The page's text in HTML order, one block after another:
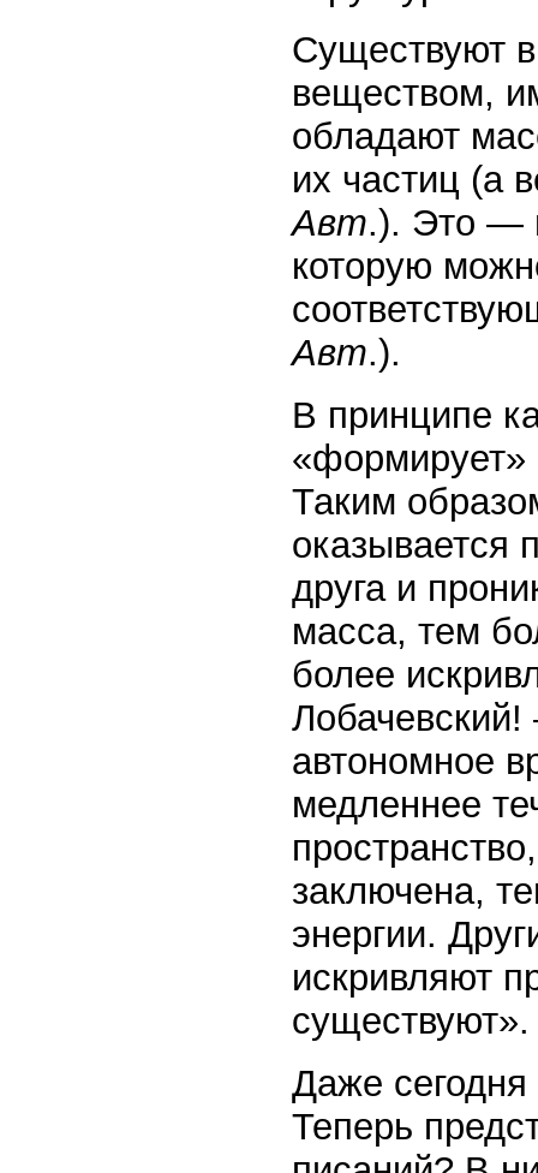
Существуют
веществом,
обладают
их частиц (а
Авт.). Это —
которую
Авт.).
В принципе
«формирует»
Таким
оказывается
друга и
масса, тем
более
автономное
медленнее
заключена,
энергии.
искривляют
существуют».
Даже сегодня
Теперь